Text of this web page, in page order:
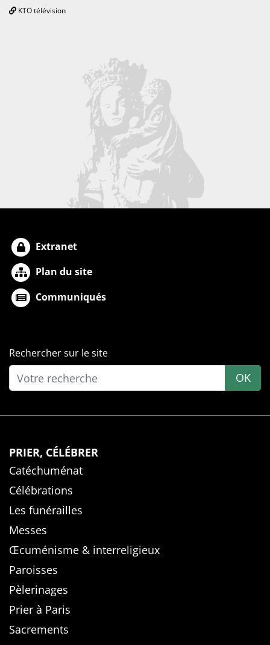
KTO télévision
Extranet
Plan du site
Communiqués
Rechercher sur le site
OK
PRIER, CÉLÉBRER
Catéchuménat
Célébrations
Les funérailles
Messes
Œcuménisme & interreligieux
Paroisses
Pèlerinages
Prier à Paris
Sacrements